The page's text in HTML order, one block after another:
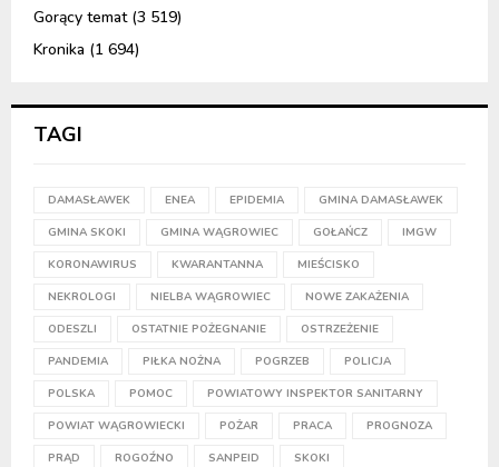
Gorący temat(3 519)
Kronika (1 694)
TAGI
DAMASŁAWEK ENEA EPIDEMIA GMINA DAMASŁAWEK
GMINA SKOKI GMINA WĄGROWIEC GOŁAŃCZ IMGW
KORONAWIRUS KWARANTANNA MIEŚCISKO
NEKROLOGI NIELBA WĄGROWIEC NOWE ZAKAŻENIA
ODESZLI OSTATNIE POŻEGNANIE OSTRZEŻENIE
PANDEMIA PIŁKA NOŻNA POGRZEB POLICJA
POLSKA POMOC POWIATOWY INSPEKTOR SANITARNY
POWIAT WĄGROWIECKI POŻAR PRACA PROGNOZA
PRĄD ROGOŹNO SANPEID SKOKI